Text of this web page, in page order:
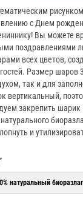
рисунком
с Днем
Вы можете
поздравлениями
всех цветов,
Размер шаров
так и для
вертикальный,
закрепить шарик
и
натуральный